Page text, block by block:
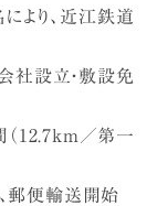
より、近江鉄道
社設立・敷設免
12.7km／第一
郵便輸送開始